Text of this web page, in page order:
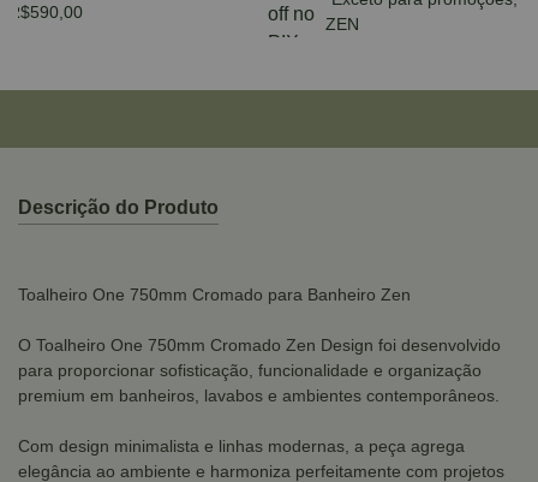
para compras acima de R$590,00
Descrição do Produto
Toalheiro One 750mm Cromado para Banheiro Zen
O Toalheiro One 750mm Cromado Zen Design foi desenvolvido
para proporcionar sofisticação, funcionalidade e organização
premium em banheiros, lavabos e ambientes contemporâneos.
Com design minimalista e linhas modernas, a peça agrega
elegância ao ambiente e harmoniza perfeitamente com projetos